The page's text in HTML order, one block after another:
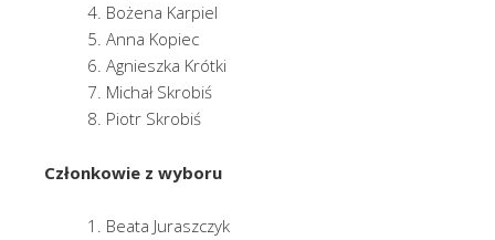
Bożena Karpiel
Anna Kopiec
Agnieszka Krótki
Michał Skrobiś
Piotr Skrobiś
Członkowie z wyboru
Beata Juraszczyk